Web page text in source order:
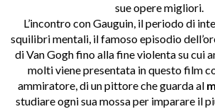
sue opere migliori.
L’incontro con Gauguin, il periodo di
squilibri mentali, il famoso episodio
di Van Gogh fino alla fine violenta su cui
molti viene presentata in questo film
ammiratore, di un pittore che guarda al
studiare ogni sua mossa per imparare il